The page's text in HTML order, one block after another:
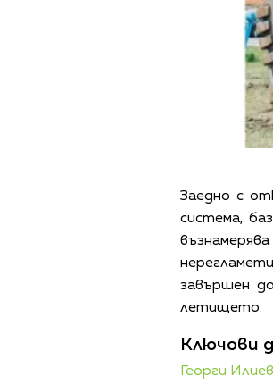
Заедно с
система,
завършен
летището.
Ключови
Георги